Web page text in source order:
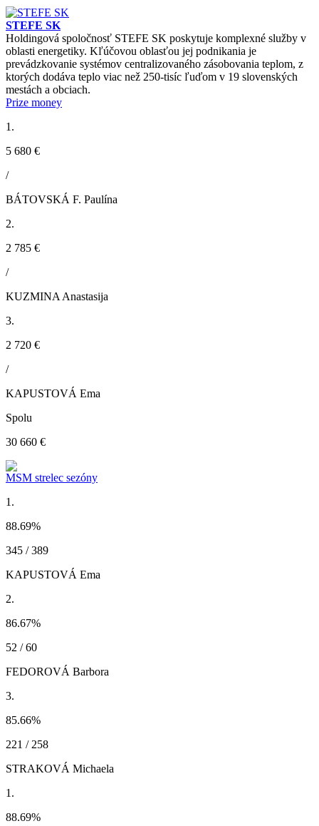
STEFE SK
Holdingová spoločnosť STEFE SK poskytuje komplexné služby v
oblasti energetiky. Kľúčovou oblasťou jej podnikania je
prevádzkovanie systémov centralizovaného zásobovania teplom, z
ktorých dodáva teplo viac než 250-tisíc ľuďom v 19 slovenských
mestách a obciach.
Prize money
1.
5 680 €
/
BÁTOVSKÁ F. Paulína
2.
2 785 €
/
KUZMINA Anastasija
3.
2 720 €
/
KAPUSTOVÁ Ema
Spolu
30 660 €
MSM strelec sezóny
1.
88.69%
345 / 389
KAPUSTOVÁ Ema
2.
86.67%
52 / 60
FEDOROVÁ Barbora
3.
85.66%
221 / 258
STRAKOVÁ Michaela
1.
88.69%